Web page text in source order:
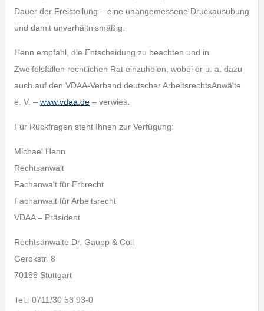
Dauer der Freistellung – eine unangemessene Druckausübung
und damit unverhältnismäßig.
Henn empfahl, die Entscheidung zu beachten und in
Zweifelsfällen rechtlichen Rat einzuholen, wobei er u. a. dazu
auch auf den VDAA-Verband deutscher ArbeitsrechtsAnwälte
e. V. – www.vdaa.de– verwies.
Für Rückfragen steht Ihnen zur Verfügung:
Michael Henn
Rechtsanwalt
Fachanwalt für Erbrecht
Fachanwalt für Arbeitsrecht
VDAA – Präsident
Rechtsanwälte Dr. Gaupp & Coll
Gerokstr. 8
70188 Stuttgart
Tel.: 0711/30 58 93-0